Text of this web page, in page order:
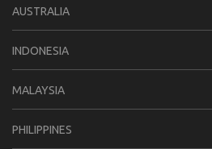
AUSTRALIA
INDONESIA
MALAYSIA
PHILIPPINES